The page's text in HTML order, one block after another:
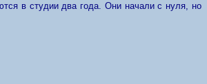
в студии два года. Они начали с нуля, но